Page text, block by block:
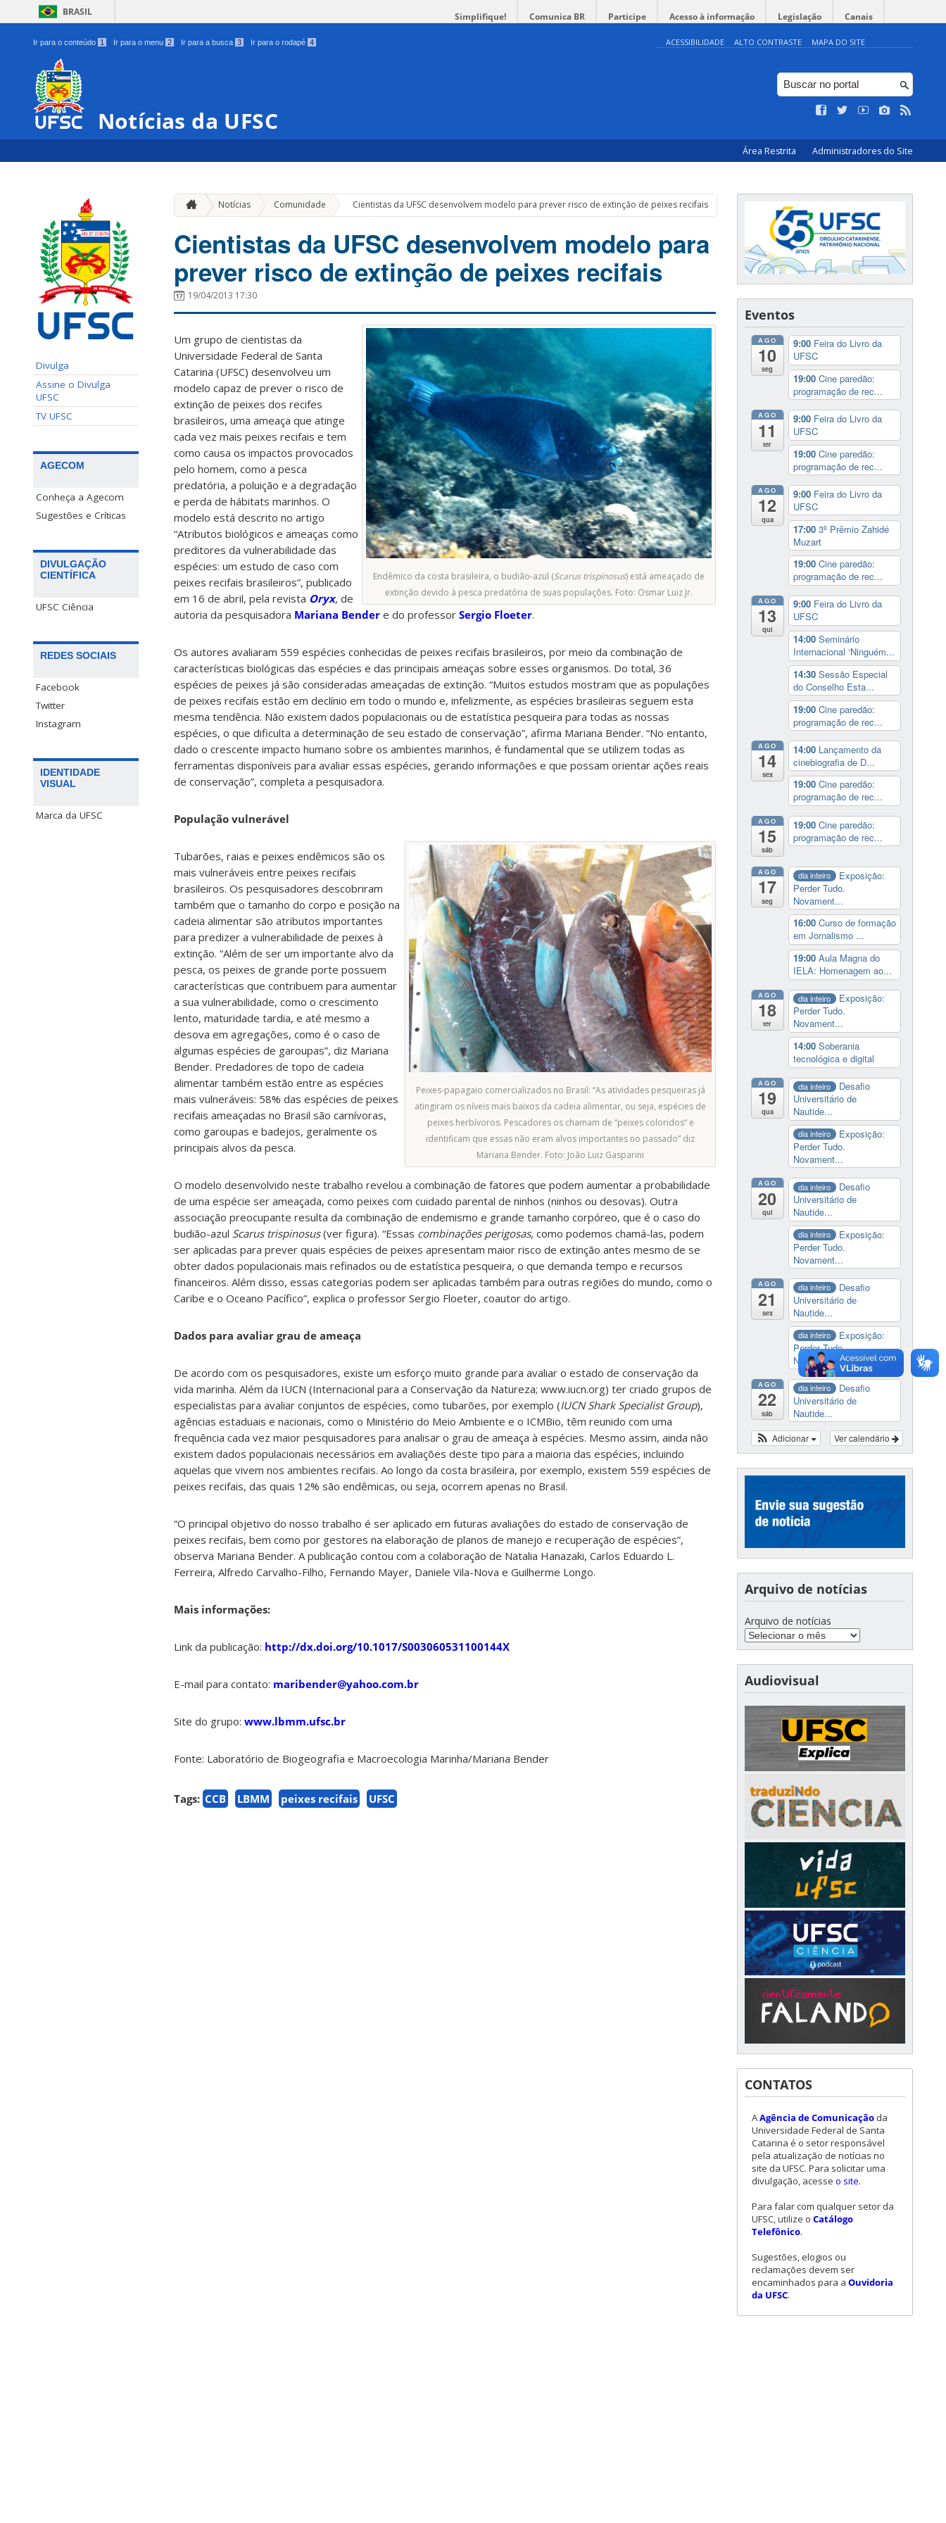
BRASIL Simplifique! Comunica BR Participe Acesso à informação Legislação Canais
Ir para o conteúdo 1 Ir para o menu 2 Ir para a busca 3 Ir para o rodapé 4 ACESSIBILIDADE ALTO CONTRASTE MAPA DO SITE
Notícias da UFSC
Área Restrita Administradores do Site
Divulga
Assine o Divulga
UFSC
TV UFSC
AGECOM
Conheça a Agecom
Sugestões e Críticas
DIVULGAÇÃO
CIENTÍFICA
UFSC Ciência
REDES SOCIAIS
Facebook
Twitter
Instagram
IDENTIDADE
VISUAL
Marca da UFSC
Notícias Comunidade » Cientistas da UFSC desenvolvem modelo para prever risco de extinção de peixes recifais
Cientistas da UFSC desenvolvem modelo para
prever risco de extinção de peixes recifais
19/04/2013 17:30
Endêmico da costa brasileira, o budião-azul (Scarus trispinosus) está ameaçado de
extinção devido à pesca predatória de suas populações. Foto: Osmar Luiz Jr.
Um grupo de cientistas da
Universidade Federal de Santa
Catarina (UFSC) desenvolveu um
modelo capaz de prever o risco de
extinção de peixes dos recifes
brasileiros, uma ameaça que atinge
cada vez mais peixes recifais e tem
como causa os impactos provocados
pelo homem, como a pesca
predatória, a poluição e a degradação
e perda de hábitats marinhos. O
modelo está descrito no artigo
“Atributos biológicos e ameaças como
preditores da vulnerabilidade das
espécies: um estudo de caso com
peixes recifais brasileiros”, publicado
em 16 de abril, pela revista Oryx, de
autoria da pesquisadora Mariana Bender e do professor Sergio Floeter.
Os autores avaliaram 559 espécies conhecidas de peixes recifais brasileiros, por meio da combinação de
características biológicas das espécies e das principais ameaças sobre esses organismos. Do total, 36
espécies de peixes já são consideradas ameaçadas de extinção. “Muitos estudos mostram que as populações
de peixes recifais estão em declínio em todo o mundo e, infelizmente, as espécies brasileiras seguem esta
mesma tendência. Não existem dados populacionais ou de estatística pesqueira para todas as nossas
espécies, o que dificulta a determinação de seu estado de conservação”, afirma Mariana Bender. “No entanto,
dado o crescente impacto humano sobre os ambientes marinhos, é fundamental que se utilizem todas as
ferramentas disponíveis para avaliar essas espécies, gerando informações e que possam orientar ações reais
de conservação”, completa a pesquisadora.
População vulnerável
Peixes-papagaio comercializados no Brasil: “As atividades pesqueiras já
atingiram os níveis mais baixos da cadeia alimentar, ou seja, espécies de
peixes herbívoros. Pescadores os chamam de “peixes coloridos“ e
identificam que essas não eram alvos importantes no passado” diz
Mariana Bender. Foto: João Luiz Gasparini
Tubarões, raias e peixes endêmicos são os
mais vulneráveis entre peixes recifais
brasileiros. Os pesquisadores descobriram
também que o tamanho do corpo e posição na
cadeia alimentar são atributos importantes
para predizer a vulnerabilidade de peixes à
extinção. “Além de ser um importante alvo da
pesca, os peixes de grande porte possuem
características que contribuem para aumentar
a sua vulnerabilidade, como o crescimento
lento, maturidade tardia, e até mesmo a
desova em agregações, como é o caso de
algumas espécies de garoupas”, diz Mariana
Bender. Predadores de topo de cadeia
alimentar também estão entre as espécies
mais vulneráveis: 58% das espécies de peixes
recifais ameaçadas no Brasil são carnívoras,
como garoupas e badejos, geralmente os
principais alvos da pesca.
O modelo desenvolvido neste trabalho revelou a combinação de fatores que podem aumentar a probabilidade
de uma espécie ser ameaçada, como peixes com cuidado parental de ninhos (ninhos ou desovas). Outra
associação preocupante resulta da combinação de endemismo e grande tamanho corpóreo, que é o caso do
budião-azul Scarus trispinosus(ver figura). “Essas combinações perigosas, como podemos chamá-las, podem
ser aplicadas para prever quais espécies de peixes apresentam maior risco de extinção antes mesmo de se
obter dados populacionais mais refinados ou de estatística pesqueira, o que demanda tempo e recursos
financeiros. Além disso, essas categorias podem ser aplicadas também para outras regiões do mundo, como o
Caribe e o Oceano Pacífico”, explica o professor Sergio Floeter, coautor do artigo.
Dados para avaliar grau de ameaça
De acordo com os pesquisadores, existe um esforço muito grande para avaliar o estado de conservação da
vida marinha. Além da IUCN (Internacional para a Conservação da Natureza; www.iucn.org) ter criado grupos de
especialistas para avaliar conjuntos de espécies, como tubarões, por exemplo (IUCN Shark Specialist Group),
agências estaduais e nacionais, como o Ministério do Meio Ambiente e o ICMBio, têm reunido com uma
frequência cada vez maior pesquisadores para analisar o grau de ameaça à espécies. Mesmo assim, ainda não
existem dados populacionais necessários em avaliações deste tipo para a maioria das espécies, incluindo
aquelas que vivem nos ambientes recifais. Ao longo da costa brasileira, por exemplo, existem 559 espécies de
peixes recifais, das quais 12% são endêmicas, ou seja, ocorrem apenas no Brasil.
“O principal objetivo do nosso trabalho é ser aplicado em futuras avaliações do estado de conservação de
peixes recifais, bem como por gestores na elaboração de planos de manejo e recuperação de espécies”,
observa Mariana Bender. A publicação contou com a colaboração de Natalia Hanazaki, Carlos Eduardo L.
Ferreira, Alfredo Carvalho-Filho, Fernando Mayer, Daniele Vila-Nova e Guilherme Longo.
Mais informações:
Link da publicação: http://dx.doi.org/10.1017/S003060531100144X
E-mail para contato: maribender@yahoo.com.br
Site do grupo: www.lbmm.ufsc.br
Fonte: Laboratório de Biogeografia e Macroecologia Marinha/Mariana Bender
Tags: CCB LBMM peixes recifais UFSC
Eventos
AGO
10
seg
9:00 Feira do Livro da
UFSC
19:00 Cine paredão:
programação de rec...
AGO
11
ter
9:00 Feira do Livro da
UFSC
19:00 Cine paredão:
programação de rec...
AGO
12
qua
9:00 Feira do Livro da
UFSC
17:00 3º Prêmio Zahidé
Muzart
19:00 Cine paredão:
programação de rec...
AGO
13
qui
9:00 Feira do Livro da
UFSC
14:00 Seminário
Internacional ‘Ninguém...
14:30 Sessão Especial
do Conselho Esta...
19:00 Cine paredão:
programação de rec...
AGO
14
sex
14:00 Lançamento da
cinebiografia de D...
19:00 Cine paredão:
programação de rec...
AGO
15
sáb
19:00 Cine paredão:
programação de rec...
AGO
17
seg
dia inteiro
Exposição:
Perder Tudo.
Novament...
16:00 Curso de formação
em Jornalismo ...
19:00 Aula Magna do
IELA: Homenagem ao...
AGO
18
ter
dia inteiro
Exposição:
Perder Tudo.
Novament...
14:00 Soberania
tecnológica e digital
AGO
19
qua
dia inteiro
Desafio
Universitário de
Nautide...
dia inteiro
Exposição:
Perder Tudo.
Novament...
AGO
20
qui
dia inteiro
Desafio
Universitário de
Nautide...
dia inteiro
Exposição:
Perder Tudo.
Novament...
AGO
21
sex
dia inteiro
Desafio
Universitário de
Nautide...
dia inteiro
Exposição:
Perder Tudo.
Novament...
AGO
22
sáb
dia inteiro
Desafio
Universitário de
Nautide...
Ver calendário
Adicionar
Arquivo de notícias
Arquivo de notícias
Audiovisual
CONTATOS
AAgência de Comunicação da
Universidade Federal de Santa
Catarina é o setor responsável
pela atualização de notícias no
site da UFSC. Para solicitar uma
divulgação, acesse o site.
Para falar com qualquer setor da
UFSC, utilize o Catálogo
Telefônico.
Sugestões, elogios ou
reclamações devem ser
encaminhados para a Ouvidoria
da UFSC.